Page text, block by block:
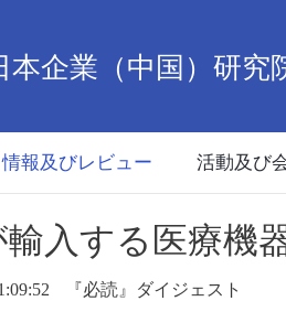
情報及びレビュー 活動及び
輸入する医療機
『必読』ダイジェスト